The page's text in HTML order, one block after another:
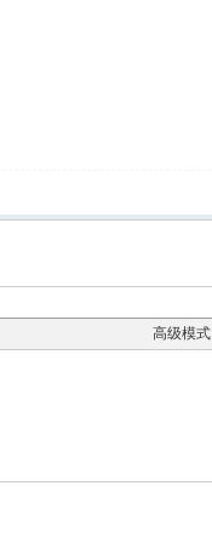
高级模式